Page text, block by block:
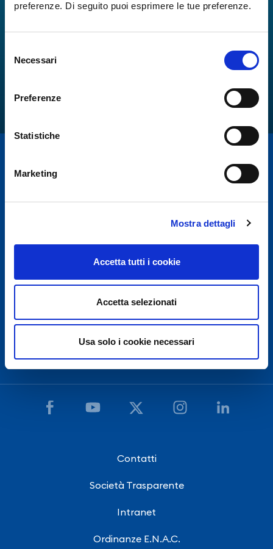
preferenze. Di seguito puoi esprimere le tue preferenze.
delNecessari
Preferenze
Statistiche
Marketing
Mostra dettagli
Accetta tutti i cookie
Accetta selezionati
Usa solo i cookie necessari
E.N.A.C.
(Ente Nazionale Aviazione Civile),
alle 03:30, salvo eccezionale ritardo voli.
Hai bisogno di assistenza?
Contatti
Società Trasparente
Intranet
Ordinanze E.N.A.C.